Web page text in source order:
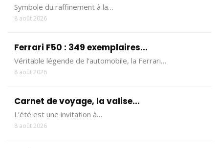
Symbole du raffinement à la…
8 août 2026
Ferrari F50 : 349 exemplaires...
Véritable légende de l’automobile, la Ferrari…
8 août 2026
Carnet de voyage, la valise...
L’été est une invitation à…
8 août 2026